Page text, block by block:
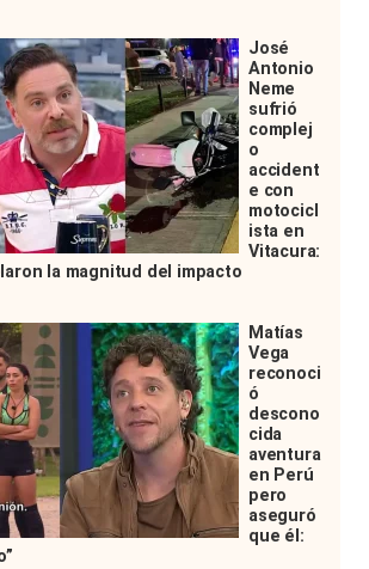
José
Antonio
Neme
sufrió
complej
o
accident
e con
motocicl
ista en
Vitacura:
la magnitud del impacto
Matías
Vega
reconoci
ó
descono
cida
aventura
en Perú
pero
aseguró
que él: